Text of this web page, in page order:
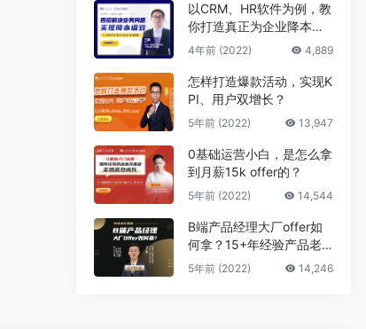
以CRM、HR软件为例，教
你打造真正为企业降本增
效的B端产品
4年前 (2022) 4,889
怎样打造爆款活动，实现K
PI、用户双增长？
5年前 (2022) 13,947
0基础运营小白，是怎么拿
到月薪15k offer的？
5年前 (2022) 14,544
B端产品经理大厂offer如
何拿？15+年经验产品老
司机告诉你答案
5年前 (2022) 14,246